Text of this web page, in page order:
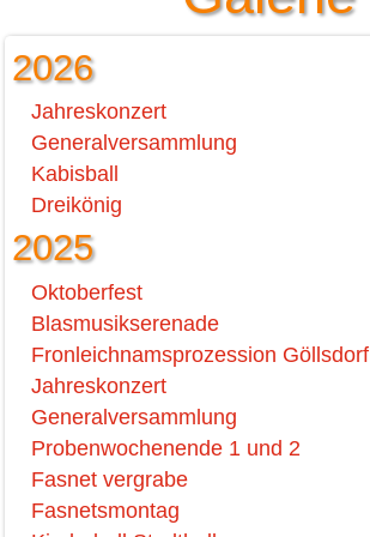
2026
Jahreskonzert
Generalversammlung
Kabisball
Dreikönig
2025
Oktoberfest
Blasmusikserenade
Fronleichnamsprozession Göllsdorf
Jahreskonzert
Generalversammlung
Probenwochenende 1 und 2
Fasnet vergrabe
Fasnetsmontag